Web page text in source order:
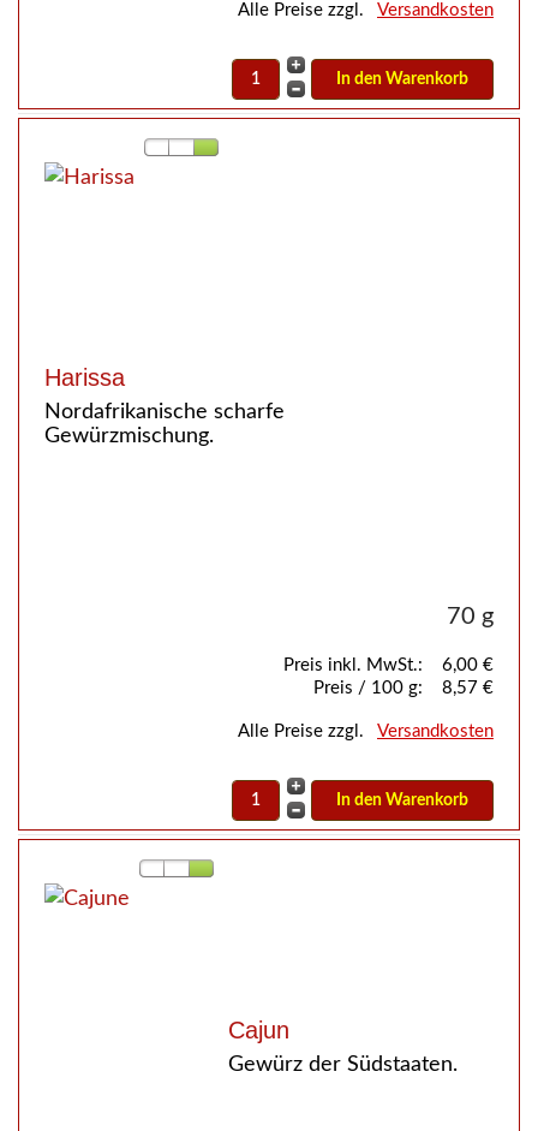
Alle Preise zzgl. Versandkosten
Harissa
Nordafrikanische scharfe
Gewürzmischung.
70 g
Preis inkl. MwSt.:
6,00 €
Preis / 100 g:
8,57 €
Alle Preise zzgl. Versandkosten
Cajun
Gewürz der Südstaaten.